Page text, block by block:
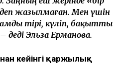
ауыр психологиялық
Жұмысқа бармай, үйден
осы қиын кезеңнен
қалаған.